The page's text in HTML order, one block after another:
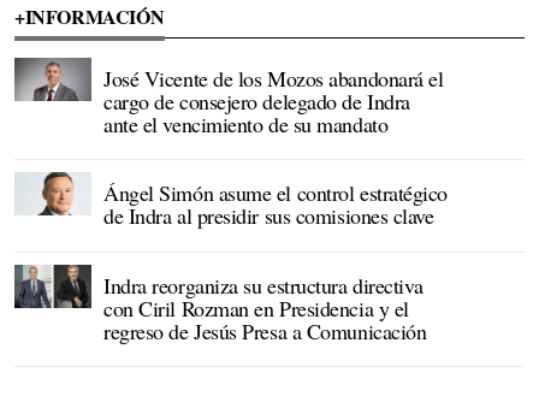
+INFORMACIÓN
José Vicente de los Mozos abandonará el
cargo de consejero delegado de Indra
ante el vencimiento de su mandato
Ángel Simón asume el control estratégico
de Indra al presidir sus comisiones clave
Indra reorganiza su estructura directiva
con Ciril Rozman en Presidencia y el
regreso de Jesús Presa a Comunicación